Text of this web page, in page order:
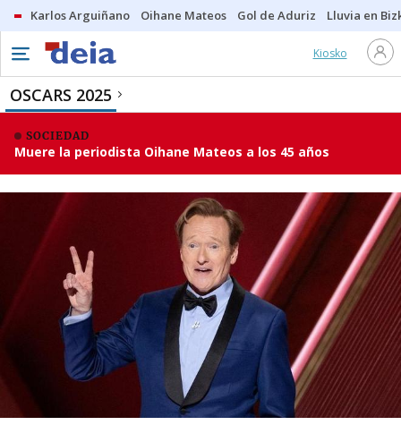
Karlos Arguiñano Oihane Mateos Gol de Aduriz Lluvia en
Kiosko
OSCARS 2025
SOCIEDAD
Muere la periodista Oihane Mateos a los 45 años